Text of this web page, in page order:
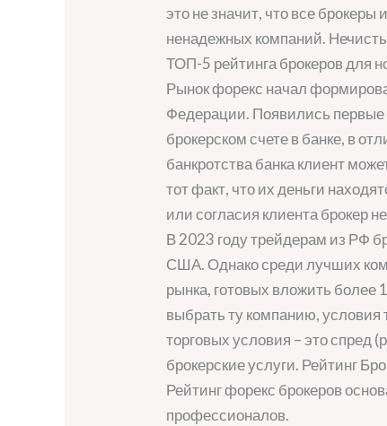
это не значит, что все
ненадежных компаний.
ТОП-5 рейтинга брокеров для
Рынок форекс начал
Федерации. Появились первые
брокерском счете в банке, в
банкротства банка клиент
тот факт, что их деньги
или согласия клиента брокер
В 2023 году трейдерам из РФ
США. Однако среди лучших
рынка, готовых вложить
выбрать ту компанию, условия
торговых условия – это спред
брокерские услуги. Рейтинг
Рейтинг форекс брокеров
профессионалов.